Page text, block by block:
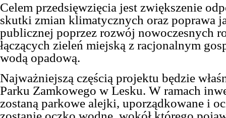
Celem przedsięwzięcia jest zwiększenie
skutki zmian klimatycznych oraz poprawa
publicznej poprzez rozwój nowoczesnych
łączących zieleń miejską z racjonalnym
wodą opadową.
Najważniejszą częścią projektu będzie
Parku Zamkowego w Lesku. W ramach
zostaną parkowe alejki, uporządkowane i